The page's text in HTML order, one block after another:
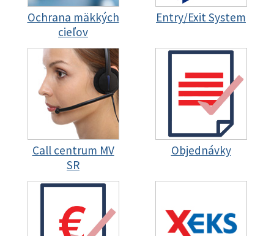
Ochrana mäkkých
cieľov
Entry/Exit System
Call centrum MV
SR
Objednávky